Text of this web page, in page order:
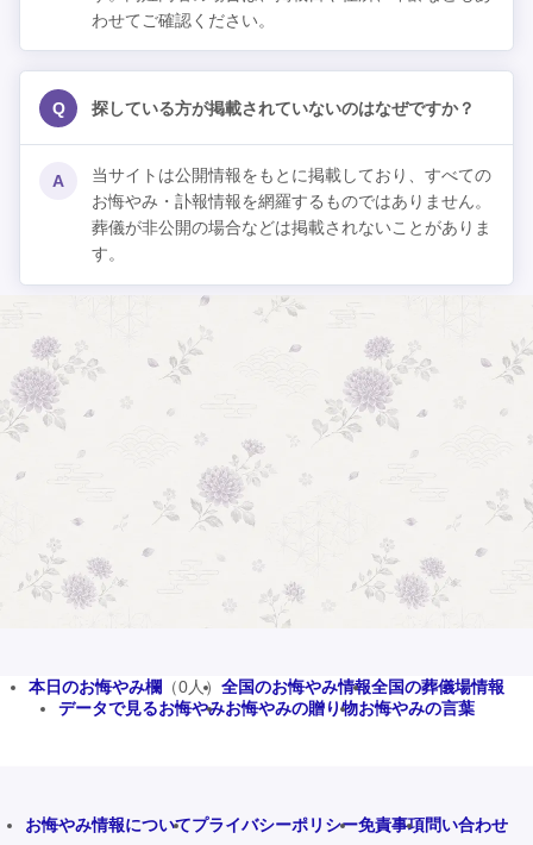
わせてご確認ください。
Q 探している方が掲載されていないのはなぜですか？
A
当サイトは公開情報をもとに掲載しており、すべての
お悔やみ・訃報情報を網羅するものではありません。
葬儀が非公開の場合などは掲載されないことがありま
す。
本日のお悔やみ欄 （0人） 全国のお悔やみ情報全国の葬儀場情報
データで見るお悔やみお悔やみの贈り物お悔やみの言葉
お悔やみ情報についてプライバシーポリシー免責事項問い合わせ